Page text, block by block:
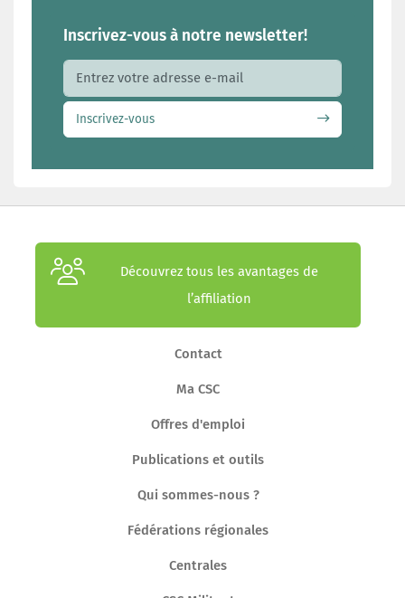
Inscrivez-vous à notre newsletter!
Adresse e-mail
Inscrivez-vous
Découvrez tous les avantages de
l’affiliation
Contact
Ma CSC
Offres d'emploi
Publications et outils
Qui sommes-nous ?
Fédérations régionales
Centrales